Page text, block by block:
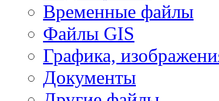
Временные файлы
Файлы GIS
Графика,
Документы